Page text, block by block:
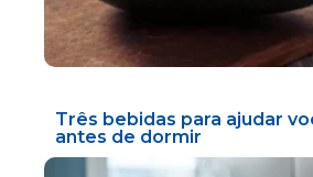
Três bebidas para ajudar
antes de dormir